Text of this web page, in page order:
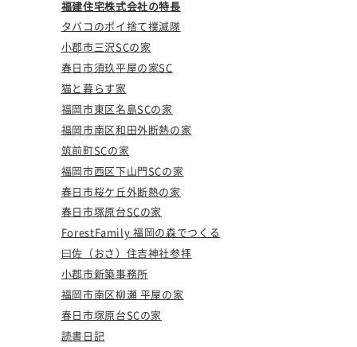
福建住宅株式会社の特長
タバコのポイ捨て撲滅隊
小郡市三沢SCの家
春日市須玖平屋の家SC
猫と暮らす家
福岡市東区名島SCの家
福岡市南区和田外断熱の家
筑前町SCの家
福岡市西区下山門SCの家
春日市桜ケ丘外断熱の家
春日市塚原台SCの家
ForestFamily 福岡の森でつくる
曰佐（おさ）住吉神社参拝
小郡市新築事務所
福岡市南区柳瀬 平屋の家
春日市塚原台SCの家
読書日記